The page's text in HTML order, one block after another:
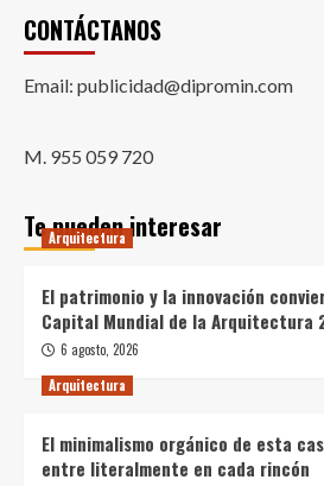
CONTÁCTANOS
Email: publicidad@dipromin.com
M. 955 059 720
Te pueden interesar
Arquitectura
El patrimonio y la innovación
Capital Mundial de la Arquitectura
6 agosto, 2026
Arquitectura
El minimalismo orgánico de esta
entre literalmente en cada rincón